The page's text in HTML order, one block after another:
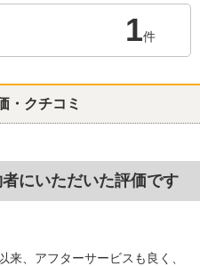
1件
・クチコミ
にいただいた評価です
来、アフターサービスも良く、